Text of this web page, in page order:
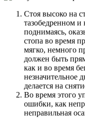
Стоя высоко на
тазобедренном и
поднимаясь,
стопа во время
мягко, немного
должен быть
как и во время
незначительное
делается на
Во время этого
ошибки, как
неправильная